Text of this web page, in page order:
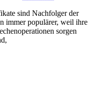
sind Nachfolger der
immer populärer, weil ihre
sorgen